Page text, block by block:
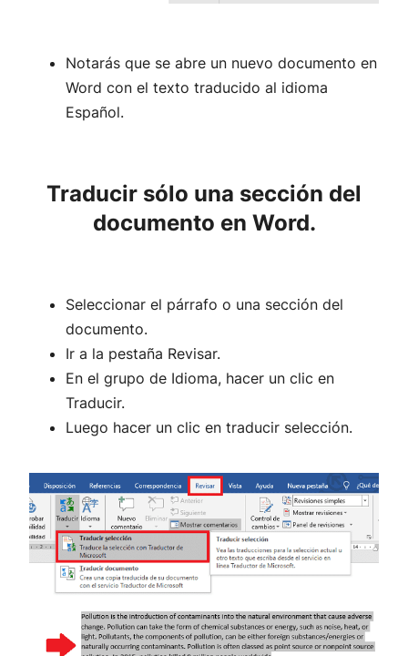
Notarás que se abre un nuevo documento en
Word con el texto traducido al idioma
Español.
Traducir sólo una sección del
documento en Word.
Seleccionar el párrafo o una sección del
documento.
Ir a la pestaña Revisar.
En el grupo de Idioma, hacer un clic en
Traducir.
Luego hacer un clic en traducir selección.